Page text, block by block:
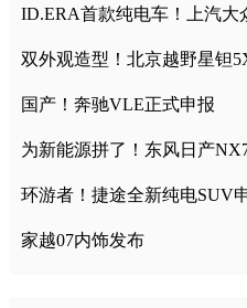
ID.ERA首款纯电车！上汽大
双外观造型！北京越野星钽
国产！奔驰VLE正式申报
为新能源拼了！东风日产
环游者！捷途全新纯电SUV
家越07内饰发布